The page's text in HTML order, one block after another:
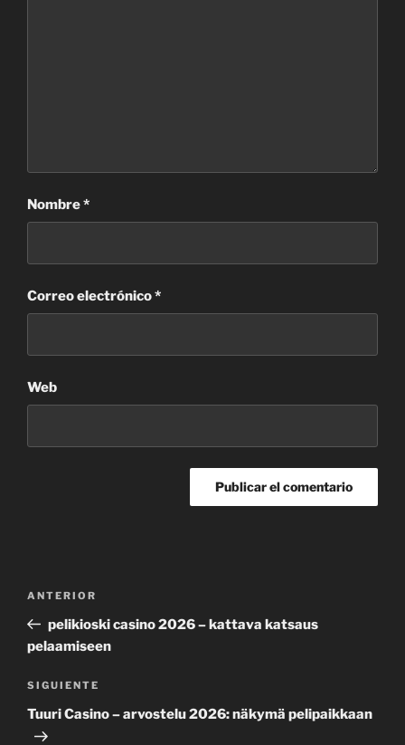
Nombre*
Correo electrónico*
Web
entradas
Entrada
anterior:
ANTERIOR
pelikioski casino 2026 – kattava katsaus
pelaamiseen
Siguiente
entrada
SIGUIENTE
Tuuri Casino – arvostelu 2026: näkymä pelipaikkaan